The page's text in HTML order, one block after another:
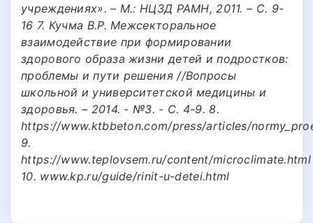
учреждениях». – М.: НЦЗД РАМН, 2011. – С. 9-
16 7. Кучма В.Р. Межсекторальное
взаимодействие при формировании
здорового образа жизни детей и подростков:
проблемы и пути решения //Вопросы
школьной и университетской медицины и
здоровья. – 2014. - №3. - C. 4-9. 8.
https://www.ktbbeton.com/press/articles/
9.
https://www.teplovsem.ru/content/microclimate.html
10. www.kp.ru/guide/rinit-u-detei.html